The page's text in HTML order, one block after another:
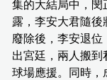
集的大結局中，閔
露，李安大君隨後
廢除後，李安退位
出宮廷，兩人搬到
球場應援。同時，